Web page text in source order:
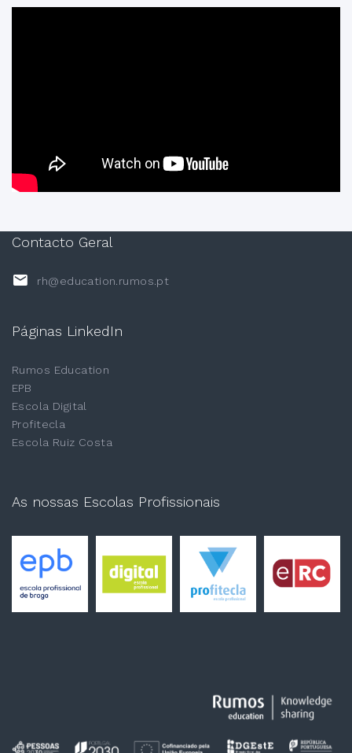
Contacto Geral
rh@education.rumos.pt
Páginas LinkedIn
Rumos Education
EPB
Escola Digital
Profitecla
Escola Ruiz Costa
As nossas Escolas Profissionais